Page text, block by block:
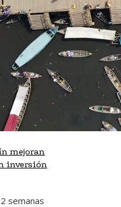
mejoran
inversión
semanas